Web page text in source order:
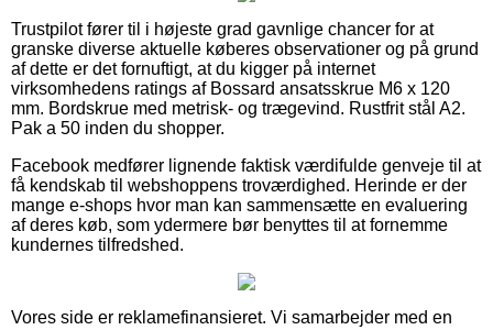
Trustpilot fører til i højeste grad gavnlige chancer for at
granske diverse aktuelle køberes observationer og på grund
af dette er det fornuftigt, at du kigger på internet
virksomhedens ratings af Bossard ansatsskrue M6 x 120
mm. Bordskrue med metrisk- og trægevind. Rustfrit stål A2.
Pak a 50 inden du shopper.
Facebook medfører lignende faktisk værdifulde genveje til at
få kendskab til webshoppens troværdighed. Herinde er der
mange e-shops hvor man kan sammensætte en evaluering
af deres køb, som ydermere bør benyttes til at fornemme
kundernes tilfredshed.
Vores side er reklamefinansieret. Vi samarbejder med en